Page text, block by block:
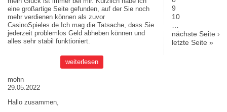
eine großartige Seite gefunden, auf der Sie noch
mehr verdienen können als zuvor
CasinoSpieles.de Ich mag die Tatsache, dass Sie
jederzeit problemlos Geld abheben können und
alles sehr stabil funktioniert.
weiterlesen
mohn
29.05.2022
Hallo zusammen,
9
10
nächste Seite ›
letzte Seite »